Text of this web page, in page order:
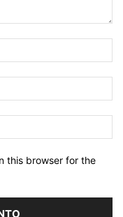
this browser for the